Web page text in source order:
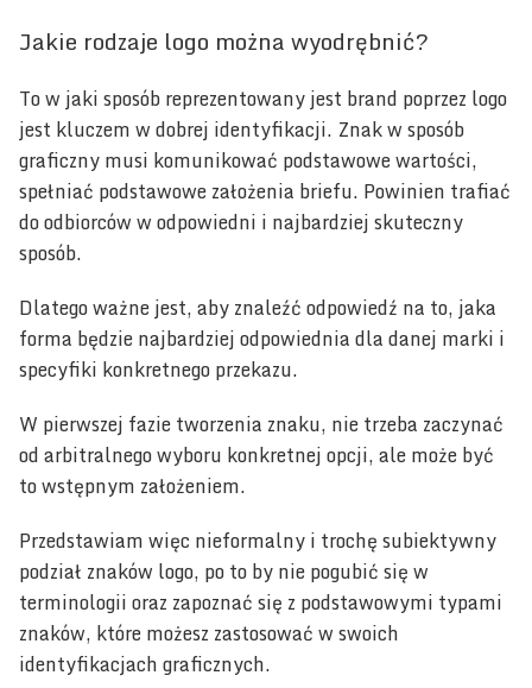
Jakie rodzaje logo można wyodrębnić?
To w jaki sposób reprezentowany jest brand poprzez logo
jest kluczem w dobrej identyfikacji. Znak w sposób
graficzny musi komunikować podstawowe wartości,
spełniać podstawowe założenia briefu. Powinien trafiać
do odbiorców w odpowiedni i najbardziej skuteczny
sposób.
Dlatego ważne jest, aby znaleźć odpowiedź na to, jaka
forma będzie najbardziej odpowiednia dla danej marki i
specyfiki konkretnego przekazu.
W pierwszej fazie tworzenia znaku, nie trzeba zaczynać
od arbitralnego wyboru konkretnej opcji, ale może być
to wstępnym założeniem.
Przedstawiam więc nieformalny i trochę subiektywny
podział znaków logo, po to by nie pogubić się w
terminologii oraz zapoznać się z podstawowymi typami
znaków, które możesz zastosować w swoich
identyfikacjach graficznych.